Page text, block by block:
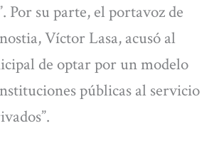
Por su parte, el portavoz de
Víctor Lasa, acusó al
de optar por un modelo
públicas al servicio